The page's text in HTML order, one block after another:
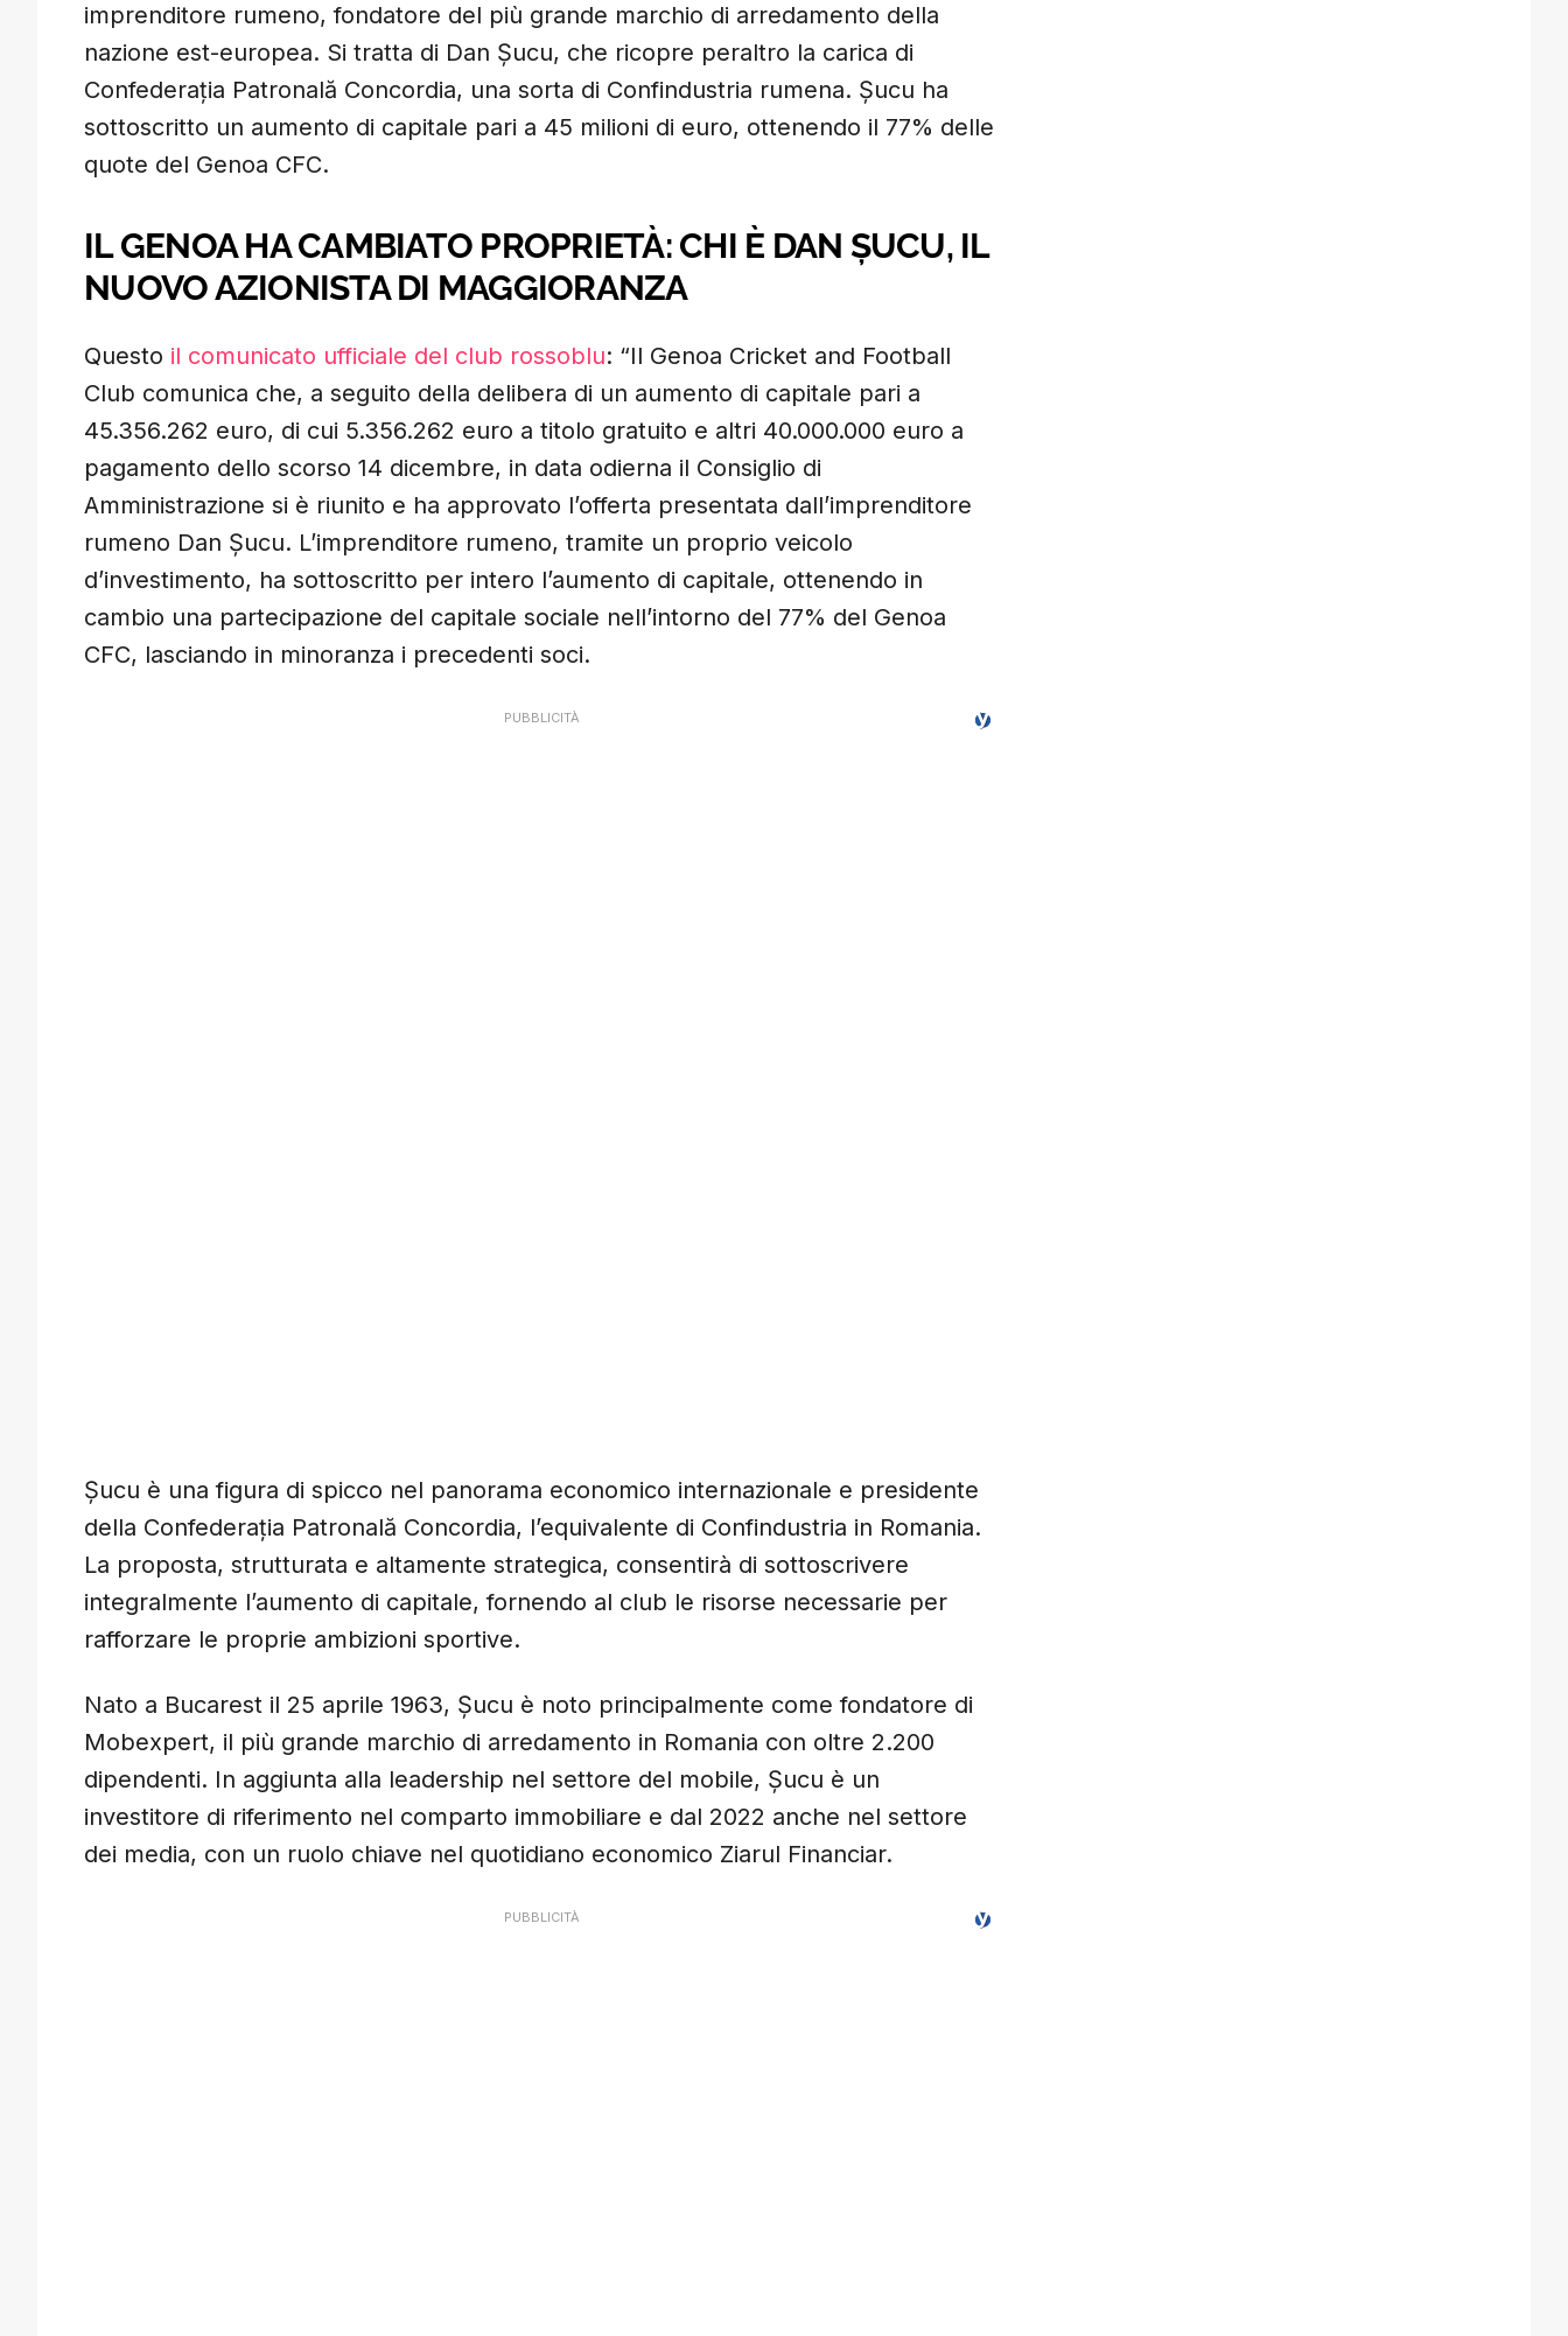
imprenditore rumeno, fondatore del più grande marchio di arredamento della
nazione est-europea. Si tratta di Dan Șucu, che ricopre peraltro la carica di
Confederația Patronală Concordia, una sorta di Confindustria rumena. Șucu ha
sottoscritto un aumento di capitale pari a 45 milioni di euro, ottenendo il 77% delle
quote del Genoa CFC.
IL GENOA HA CAMBIATO PROPRIETÀ: CHI È DAN ȘUCU, IL
NUOVO AZIONISTA DI MAGGIORANZA
Questo il comunicato ufficiale del club rossoblu: “Il Genoa Cricket and Football
Club comunica che, a seguito della delibera di un aumento di capitale pari a
45.356.262 euro, di cui 5.356.262 euro a titolo gratuito e altri 40.000.000 euro a
pagamento dello scorso 14 dicembre, in data odierna il Consiglio di
Amministrazione si è riunito e ha approvato l’offerta presentata dall’imprenditore
rumeno Dan Șucu. L’imprenditore rumeno, tramite un proprio veicolo
d’investimento, ha sottoscritto per intero l’aumento di capitale, ottenendo in
cambio una partecipazione del capitale sociale nell’intorno del 77% del Genoa
CFC, lasciando in minoranza i precedenti soci.
Șucu è una figura di spicco nel panorama economico internazionale e presidente
della Confederația Patronală Concordia, l’equivalente di Confindustria in Romania.
La proposta, strutturata e altamente strategica, consentirà di sottoscrivere
integralmente l’aumento di capitale, fornendo al club le risorse necessarie per
rafforzare le proprie ambizioni sportive.
Nato a Bucarest il 25 aprile 1963, Șucu è noto principalmente come fondatore di
Mobexpert, il più grande marchio di arredamento in Romania con oltre 2.200
dipendenti. In aggiunta alla leadership nel settore del mobile, Șucu è un
investitore di riferimento nel comparto immobiliare e dal 2022 anche nel settore
dei media, con un ruolo chiave nel quotidiano economico Ziarul Financiar.